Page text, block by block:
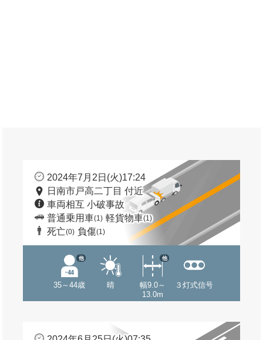
2024年7月2日(火)17:24
日南市戸高二丁目 付近
車両相互 小破事故
普通乗用車(1) 軽貨物車(1)
死亡(0) 負傷(1)
35～44歳
他
晴
幅9.0～
13.0m
他
３灯式信号